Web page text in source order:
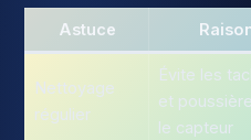
Astuce
Nettoyage
régulier
Évite les
et
le capteur